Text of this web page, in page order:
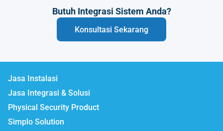
Butuh Integrasi Sistem Anda?
Konsultasi Sekarang
Jasa Instalasi
Jasa Integrasi & Solusi
Physical Security Product
Simplo Solution